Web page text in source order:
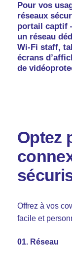
Pour vos
réseaux
portail captif
un réseau
Wi-Fi staff,
écrans
de
Optez
Offrez à vos
facile et
01. Réseau